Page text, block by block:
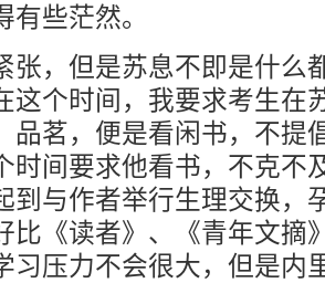
些茫然。
，但是苏息不即是什么
这个时间，我要求考生在
品茗，便是看闲书，不提
时间要求他看书，不克不
到与作者举行生理交换，
比《读者》、《青年文摘
习压力不会很大，但是内